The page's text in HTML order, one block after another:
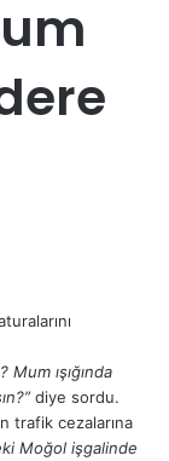
Mum ışığında
diye sordu.
trafik cezalarına
Moğol işgalinde